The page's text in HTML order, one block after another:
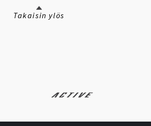
Takaisin ylös